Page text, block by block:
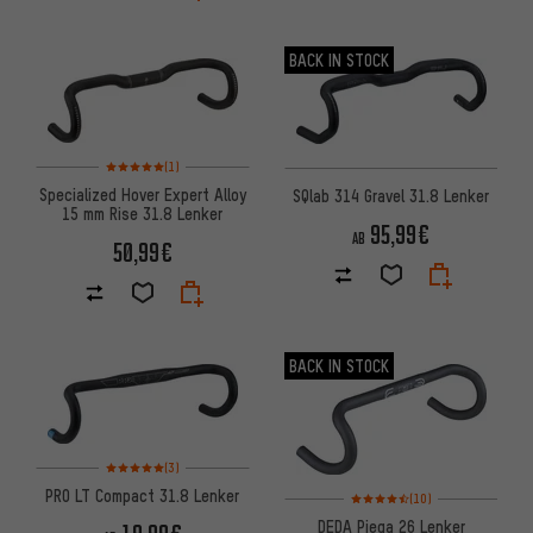
Bewertungen: 5 von 5 basierend auf 1 Bewertungen
(1)
Specialized Hover Expert Alloy
15 mm Rise 31.8 Lenker
50,99€
BACK IN STOCK
SQlab 314 Gravel 31.8 Lenker
AB 95,99€
Bewertungen: 5 von 5 basierend auf 3 Bewertungen
(3)
PRO LT Compact 31.8 Lenker
BACK IN STOCK
Bewertungen: 4,5 von 5
(10)
DEDA Piega 26 Lenker